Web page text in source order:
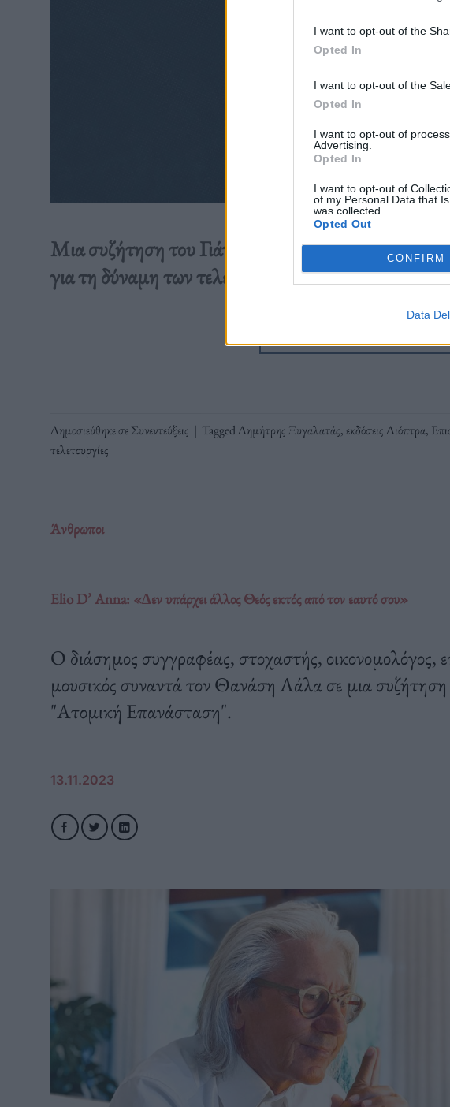
I want to opt-out of the
Opted In
I want to opt-out of the
Opted In
I want to opt-out of
Advertising.
Opted In
I want to opt-out of
of my Personal Data that
was collected.
Opted Out
CONFIRM
Data
Μια συζήτηση του Γιάννη Παπαϊωάννου με τον
για τη δύναμη των τελετουργιών και τον ρόλο τους
Δημοσιεύθηκε σεΣυνεντεύξεις | TaggedΔημήτρης Ξυγαλατάς, εκδόσεις Διόπτρα,
τελετουργίες
Άνθρωποι
Elio D’ Anna: «∆εν υπάρχει άλλος Θεός εκτός από τον εαυτό σου»
Ο διάσημος συγγραφέας, στοχαστής, οικονομολόγος,
μουσικός συναντά τον Θανάση Λάλα σε μια συζήτηση
"Ατομική Επανάσταση".
13.11.2023